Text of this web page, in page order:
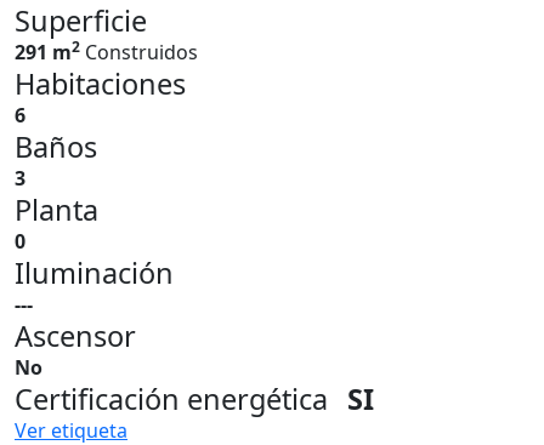
Superficie
291 m2 Construidos
Habitaciones
6
Baños
3
Planta
0
Iluminación
---
Ascensor
No
Certificación energética SI
Ver etiqueta